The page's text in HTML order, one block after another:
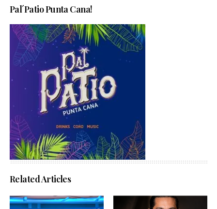
Pal´Patio Punta Cana!
Related Articles